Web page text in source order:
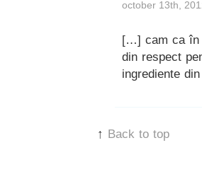
october 13th,
[…] cam ca în
din respect
ingrediente
↑ Back to top